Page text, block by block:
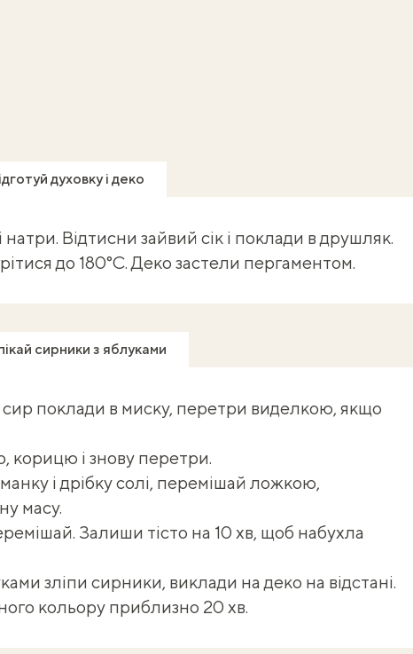
духовку і деко
Відтисни зайвий сік і поклади в друшляк.
до 180°С. Деко застели пергаментом.
сирники з яблуками
поклади в миску, перетри виделкою, якщо
корицю і знову перетри.
і дрібку солі, перемішай ложкою,
масу.
Залиши тісто на 10 хв, щоб набухла
зліпи сирники, виклади на деко на відстані.
кольору приблизно 20 хв.